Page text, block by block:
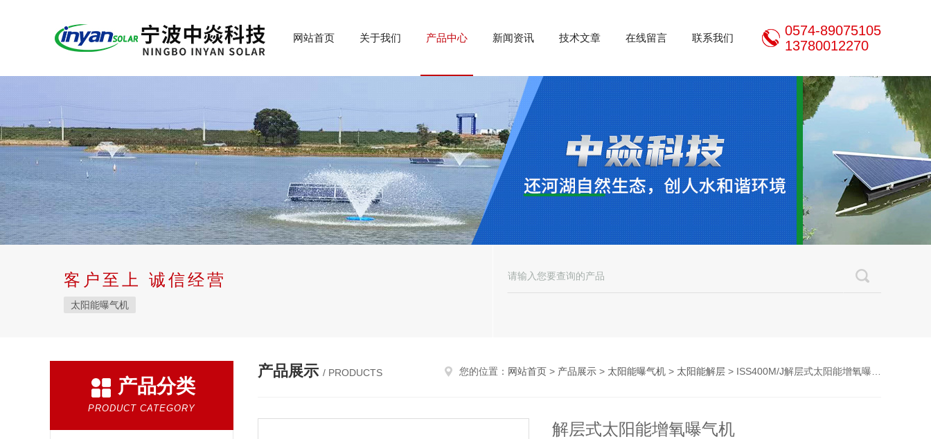
网站首页 关于我们 产品中心 新闻资讯 技术文章 在线留言 联系我们
0574-89075105
13780012270
客户至上 诚信经营
太阳能曝气机
产品分类
PRODUCT CATEGORY
产品展示 / PRODUCTS 您的位置： 网站首页 > 产品展示 > 太阳能曝气机 > 太阳能解层 > ISS400M/J解层式太阳能增氧曝气机
解层式太阳能增氧曝气机